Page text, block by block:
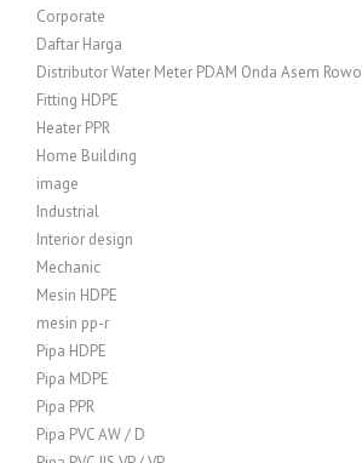
Corporate
Daftar Harga
Distributor Water Meter PDAM Onda Asem Rowo
Fitting HDPE
Heater PPR
Home Building
image
Industrial
Interior design
Mechanic
Mesin HDPE
mesin pp-r
Pipa HDPE
Pipa MDPE
Pipa PPR
Pipa PVC AW / D